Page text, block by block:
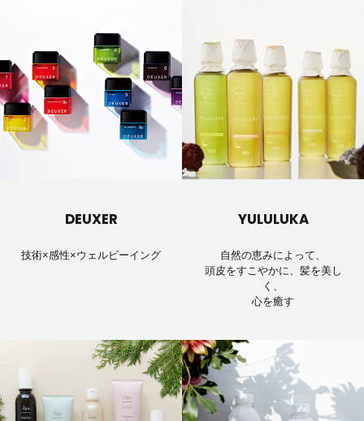
DEUXER
技術×感性×ウェルビーイング
YULULUKA
自然の恵みによって、
頭皮をすこやかに、髪を美し
く、
心を癒す